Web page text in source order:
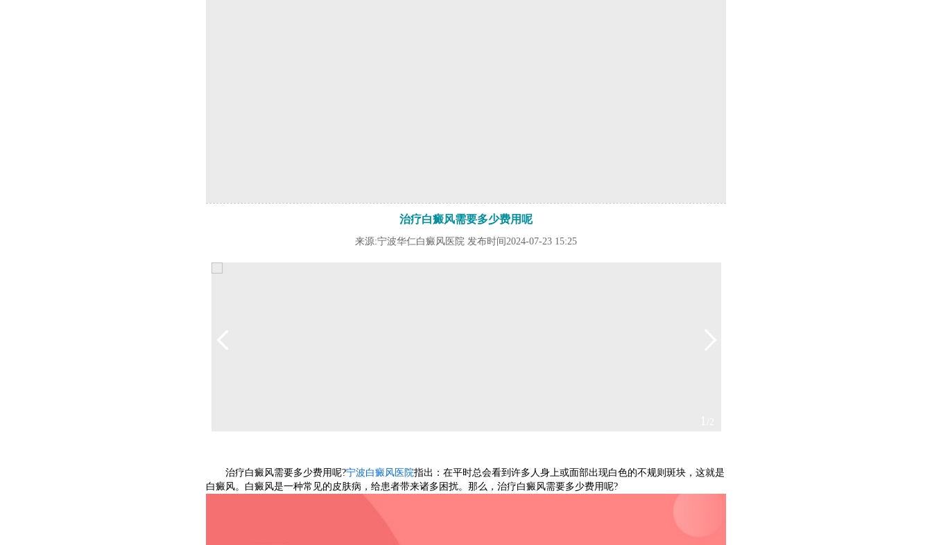
治疗白癜风需要多少费用呢
来源:宁波华仁白癜风医院 发布时间2024-07-23 15:25
治疗白癜风需要多少费用呢?宁波白癜风医院指出：在平时总会看到许多人身上或面部出现白色的不规则斑块，这就是
白癜风。白癜风是一种常见的皮肤病，给患者带来诸多困扰。那么，治疗白癜风需要多少费用呢?